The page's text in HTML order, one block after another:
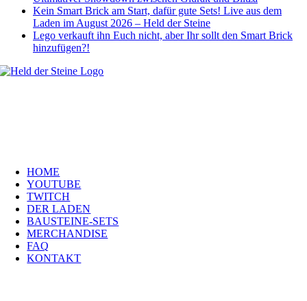
Kein Smart Brick am Start, dafür gute Sets! Live aus dem
Laden im August 2026 – Held der Steine
Lego verkauft ihn Euch nicht, aber Ihr sollt den Smart Brick
hinzufügen?!
HOME
YOUTUBE
TWITCH
DER LADEN
BAUSTEINE-SETS
MERCHANDISE
FAQ
KONTAKT